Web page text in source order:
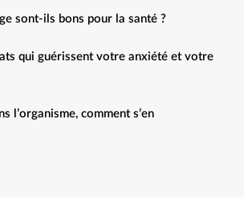
sont-ils bons pour la santé ?
qui guérissent votre anxiété et votre
l’organisme, comment s’en